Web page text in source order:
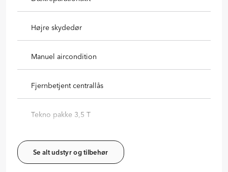
Højre skydedør
Manuel aircondition
Fjernbetjent centrallås
Tekno pakke 3,5 T
Se alt udstyr og tilbehør